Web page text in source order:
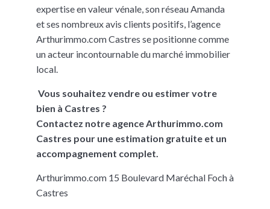
expertise en valeur vénale, son réseau Amanda
et ses nombreux avis clients positifs, l’agence
Arthurimmo.com Castres se positionne comme
un acteur incontournable du marché immobilier
local.
Vous souhaitez vendre ou estimer votre
bien à Castres ?
Contactez notre agence Arthurimmo.com
Castres pour une estimation gratuite et un
accompagnement complet.
Arthurimmo.com 15 Boulevard Maréchal Foch à
Castres